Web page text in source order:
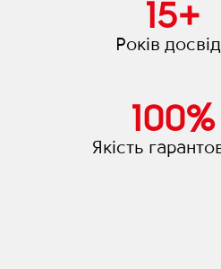
15+
Років
100%
Якість